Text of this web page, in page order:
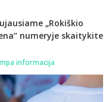
„Rokiškio
numeryje skaitykite
informacija